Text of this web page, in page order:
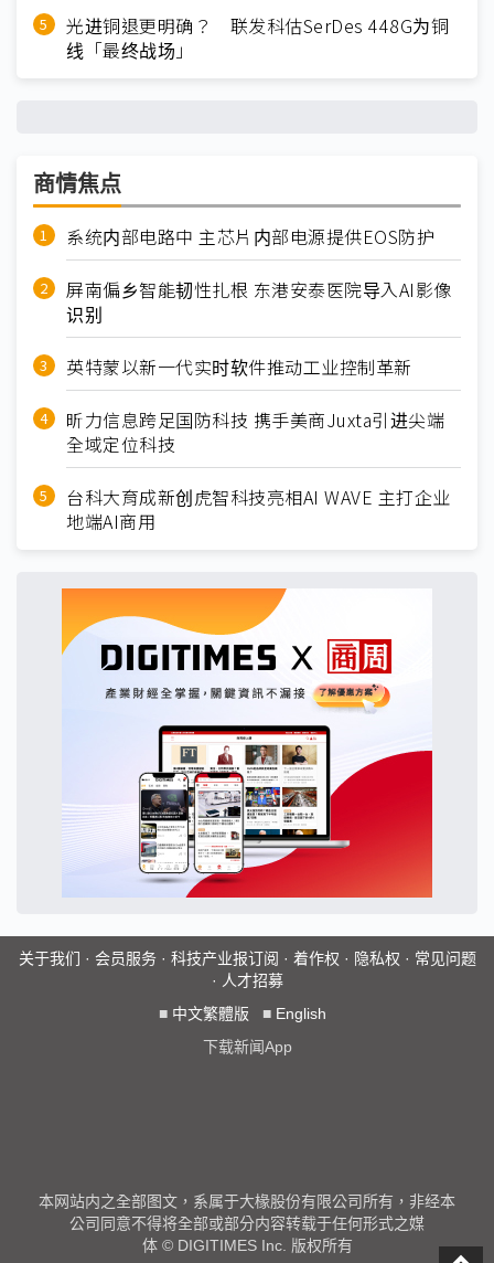
光进铜退更明确？ 联发科估SerDes 448G为铜
线「最终战场」
商情焦点
系统内部电路中 主芯片内部电源提供EOS防护
屏南偏乡智能韧性扎根 东港安泰医院导入AI影像
识别
英特蒙以新一代实时软件推动工业控制革新
昕力信息跨足国防科技 携手美商Juxta引进尖端
全域定位科技
台科大育成新创虎智科技亮相AI WAVE 主打企业
地端AI商用
关于我们 · 会员服务· 科技产业报订阅 · 着作权 · 隐私权 · 常见问题
· 人才招募
■ 中文繁體版 ■ English
下载新闻App
本网站内之全部图文，系属于大椽股份有限公司所有，非经本
公司同意不得将全部或部分内容转载于任何形式之媒
体 © DIGITIMES Inc. 版权所有